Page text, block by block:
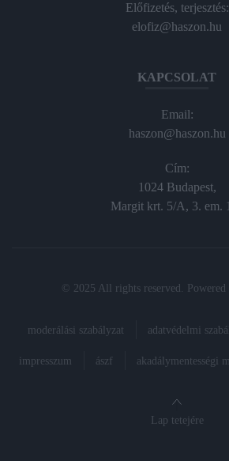
Előfizetés, terjesztés:
elofiz@haszon.hu
KAPCSOLAT
Email:
haszon@haszon.hu
Cím:
1024 Budapest,
Margit krt. 5/A, 3. em.
© 2025 All rights reserved. Powered
moderálási szabályzat adatvédelmi
impresszum ászf akadálymentességi
Lap tetejére